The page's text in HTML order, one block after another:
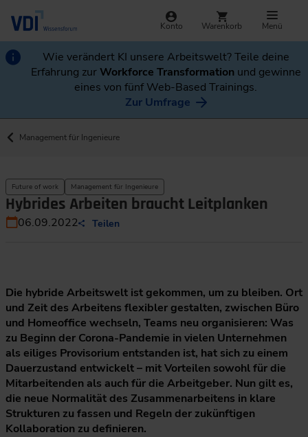
Konto Warenkorb Menü
Wie verändert KI unsere Arbeitswelt? Teile deine
Erfahrung zurWorkforce Transformation und gewinne
eines von fünf Web-Based Trainings.
Zur Umfrage
Management für Ingenieure
Future of work Management für Ingenieure
Hybrides Arbeiten braucht Leitplanken
06.09.2022 Teilen
Die hybride Arbeitswelt ist gekommen, um zu bleiben. Ort
und Zeit des Arbeitens flexibler gestalten, zwischen Büro
und Homeoffice wechseln, Teams neu organisieren: Was
zu Beginn der Corona-Pandemie in vielen Unternehmen
als eiliges Provisorium entstanden ist, hat sich zu einem
Dauerzustand entwickelt – mit Vorteilen sowohl für die
Mitarbeitenden als auch für die Arbeitgeber. Nun gilt es,
die neue Normalität des Zusammenarbeitens in klare
Strukturen zu fassen und Regeln der zukünftigen
Kollaboration zu definieren.